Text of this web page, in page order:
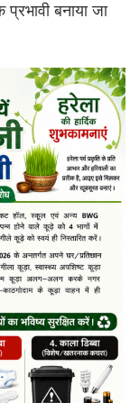
बनाया जा